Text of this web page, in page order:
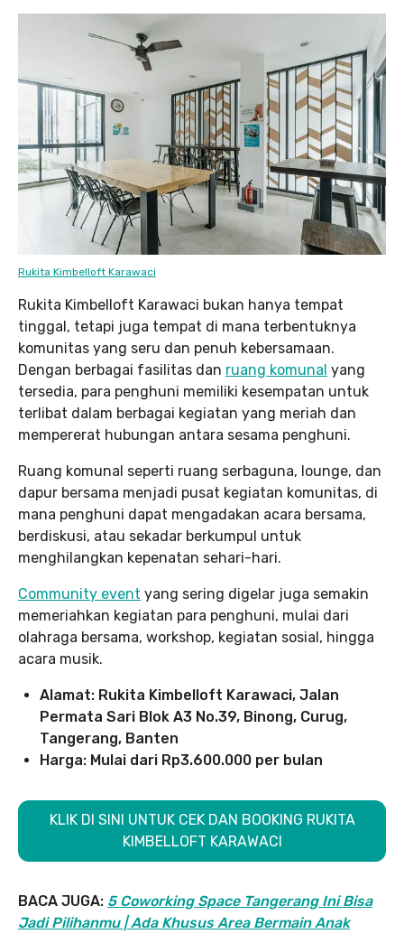
Rukita Kimbelloft Karawaci
Rukita Kimbelloft Karawaci bukan hanya tempat
tinggal, tetapi juga tempat di mana terbentuknya
komunitas yang seru dan penuh kebersamaan.
Dengan berbagai fasilitas dan ruang komunal yang
tersedia, para penghuni memiliki kesempatan untuk
terlibat dalam berbagai kegiatan yang meriah dan
mempererat hubungan antara sesama penghuni.
Ruang komunal seperti ruang serbaguna, lounge, dan
dapur bersama menjadi pusat kegiatan komunitas, di
mana penghuni dapat mengadakan acara bersama,
berdiskusi, atau sekadar berkumpul untuk
menghilangkan kepenatan sehari-hari.
Community event yang sering digelar juga semakin
memeriahkan kegiatan para penghuni, mulai dari
olahraga bersama, workshop, kegiatan sosial, hingga
acara musik.
Alamat: Rukita Kimbelloft Karawaci, Jalan
Permata Sari Blok A3 No.39, Binong, Curug,
Tangerang, Banten
Harga: Mulai dari Rp3.600.000 per bulan
KLIK DI SINI UNTUK CEK DAN BOOKING RUKITA
KIMBELLOFT KARAWACI
BACA JUGA: 5 Coworking Space Tangerang Ini Bisa
Jadi Pilihanmu | Ada Khusus Area Bermain Anak